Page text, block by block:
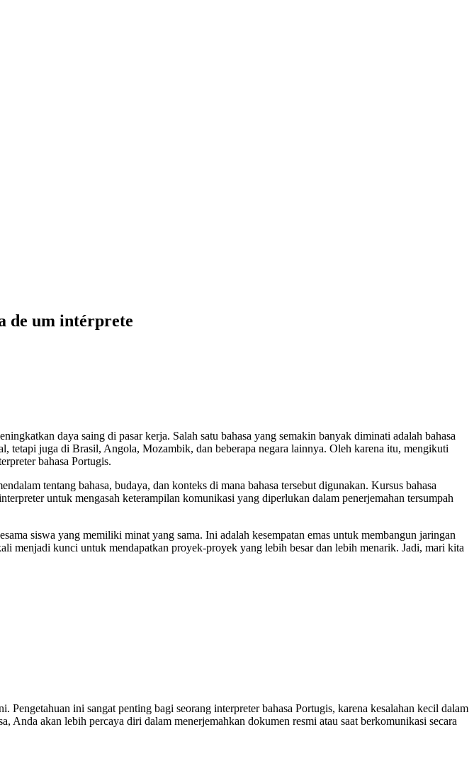
de um intérprete
daya saing di pasar kerja. Salah satu bahasa yang semakin banyak diminati adalah bahasa
tetapi juga di Brasil, Angola, Mozambik, dan beberapa negara lainnya. Oleh karena itu, mengikuti
bahasa Portugis.
tentang bahasa, budaya, dan konteks di mana bahasa tersebut digunakan. Kursus bahasa
untuk mengasah keterampilan komunikasi yang diperlukan dalam penerjemahan tersumpah
siswa yang memiliki minat yang sama. Ini adalah kesempatan emas untuk membangun jaringan
menjadi kunci untuk mendapatkan proyek-proyek yang lebih besar dan lebih menarik. Jadi, mari kita
ini sangat penting bagi seorang interpreter bahasa Portugis, karena kesalahan kecil dalam
Anda akan lebih percaya diri dalam menerjemahkan dokumen resmi atau saat berkomunikasi secara